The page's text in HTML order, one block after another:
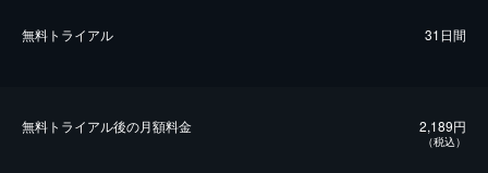
無料トライアル 31日間
無料トライアル後の⽉額料金 2,189円
（税込）